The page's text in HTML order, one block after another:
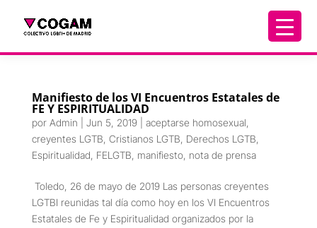
Manifiesto de los VI Encuentros Estatales de
FE Y ESPIRITUALIDAD
por Admin Jun 5, 2019| aceptarse homosexual
creyentes LGTB Cristianos LGTB Derechos LGTB
Espiritualidad FELGTB manifiesto, nota de prensa
Toledo, 26 de mayo de 2019 Las personas creyentes
LGTBI reunidas tal día como hoy en los VI Encuentros
Estatales de Fe y Espiritualidad organizados por la